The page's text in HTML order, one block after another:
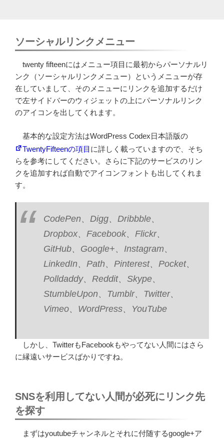
ソーシャルリンクメニュー
twenty fifteenにはメニュー項目に最初からパーソナルリ
ンク（ソーシャルリンクメニュー）というメニューが存
在していまして、そのメニューにリンクを追加するだけ
で左サイドバーのウィジェットの上にパーソナルリンク
のアイコンを出してくれます。
基本的な設定方法はWordPress Codex日本語版の
TwentyFifteenの項目 に詳しく載っていますので、そち
らを参考にしてください。さらに下記のサービスのリン
クを追加すれば自動でアイコンフォントも出してくれま
す。
CodePen、Digg、Dribbble、
Dropbox、Facebook、Flickr、
GitHub、Google+、Instagram、
LinkedIn、Path、Pinterest、Pocket、
Polldaddy、Reddit、Skype、
StumbleUpon、Tumblr、Twitter、
Vimeo、WordPress、YouTube
しかし、TwitterもFacebookもやってない人間にはさら
に縁遠いサービスばかりですね。
SNSを利用してない人間が必死にリンク先
を探す
まずはyoutubeチャンネルとそれに付随するgoogle+ア